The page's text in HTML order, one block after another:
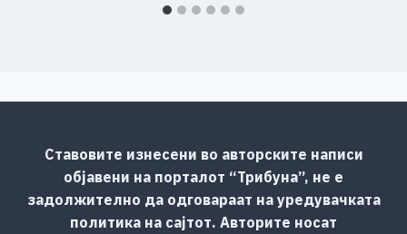
Ставовите изнесени во авторските написи
објавени на порталот “Трибуна”, не е
задолжително да одговараат на уредувачката
политика на сајтот. Авторите носат